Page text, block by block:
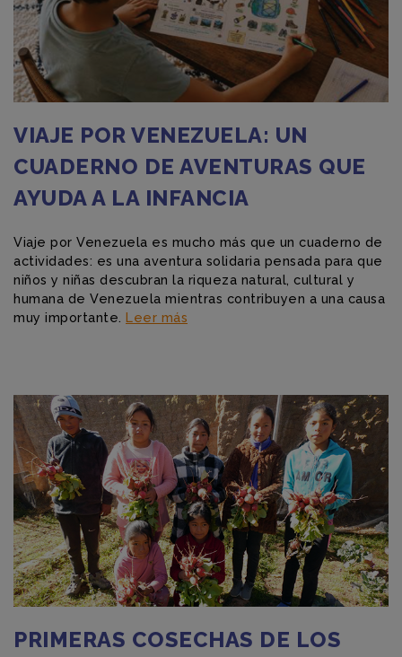
VIAJE POR VENEZUELA: UN
CUADERNO DE AVENTURAS QUE
AYUDA A LA INFANCIA
Viaje por Venezuela es mucho más que un cuaderno de
actividades: es una aventura solidaria pensada para que
niños y niñas descubran la riqueza natural, cultural y
humana de Venezuela mientras contribuyen a una causa
muy importante. Leer más
PRIMERAS COSECHAS DE LOS